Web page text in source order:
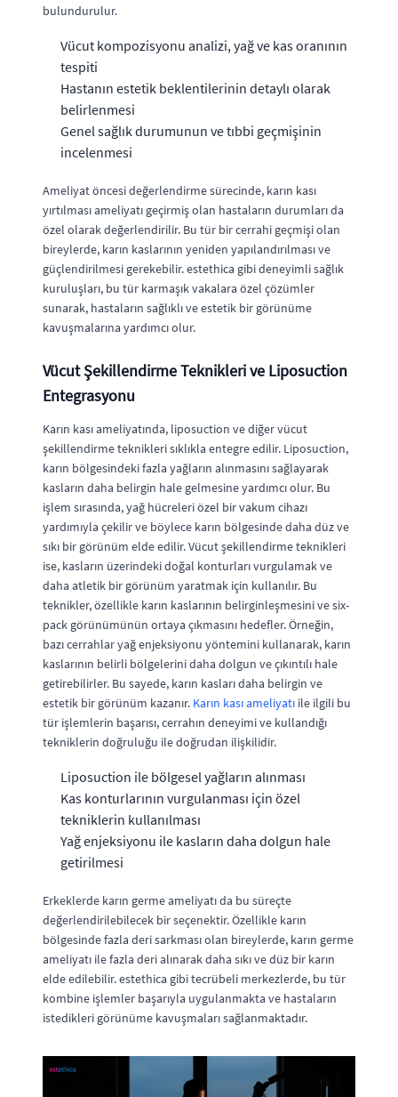
bulundurulur.
Vücut kompozisyonu analizi, yağ ve kas oranının
tespiti
Hastanın estetik beklentilerinin detaylı olarak
belirlenmesi
Genel sağlık durumunun ve tıbbi geçmişinin
incelenmesi
Ameliyat öncesi değerlendirme sürecinde, karın kası
yırtılması ameliyatı geçirmiş olan hastaların durumları da
özel olarak değerlendirilir. Bu tür bir cerrahi geçmişi olan
bireylerde, karın kaslarının yeniden yapılandırılması ve
güçlendirilmesi gerekebilir. estethica gibi deneyimli sağlık
kuruluşları, bu tür karmaşık vakalara özel çözümler
sunarak, hastaların sağlıklı ve estetik bir görünüme
kavuşmalarına yardımcı olur.
Vücut Şekillendirme Teknikleri ve Liposuction
Entegrasyonu
Karın kası ameliyatında, liposuction ve diğer vücut
şekillendirme teknikleri sıklıkla entegre edilir. Liposuction,
karın bölgesindeki fazla yağların alınmasını sağlayarak
kasların daha belirgin hale gelmesine yardımcı olur. Bu
işlem sırasında, yağ hücreleri özel bir vakum cihazı
yardımıyla çekilir ve böylece karın bölgesinde daha düz ve
sıkı bir görünüm elde edilir. Vücut şekillendirme teknikleri
ise, kasların üzerindeki doğal konturları vurgulamak ve
daha atletik bir görünüm yaratmak için kullanılır. Bu
teknikler, özellikle karın kaslarının belirginleşmesini ve six-
pack görünümünün ortaya çıkmasını hedefler. Örneğin,
bazı cerrahlar yağ enjeksiyonu yöntemini kullanarak, karın
kaslarının belirli bölgelerini daha dolgun ve çıkıntılı hale
getirebilirler. Bu sayede, karın kasları daha belirgin ve
estetik bir görünüm kazanır. Karın kası ameliyatı ile ilgili bu
tür işlemlerin başarısı, cerrahın deneyimi ve kullandığı
tekniklerin doğruluğu ile doğrudan ilişkilidir.
Liposuction ile bölgesel yağların alınması
Kas konturlarının vurgulanması için özel
tekniklerin kullanılması
Yağ enjeksiyonu ile kasların daha dolgun hale
getirilmesi
Erkeklerde karın germe ameliyatı da bu süreçte
değerlendirilebilecek bir seçenektir. Özellikle karın
bölgesinde fazla deri sarkması olan bireylerde, karın germe
ameliyatı ile fazla deri alınarak daha sıkı ve düz bir karın
elde edilebilir. estethica gibi tecrübeli merkezlerde, bu tür
kombine işlemler başarıyla uygulanmakta ve hastaların
istedikleri görünüme kavuşmaları sağlanmaktadır.